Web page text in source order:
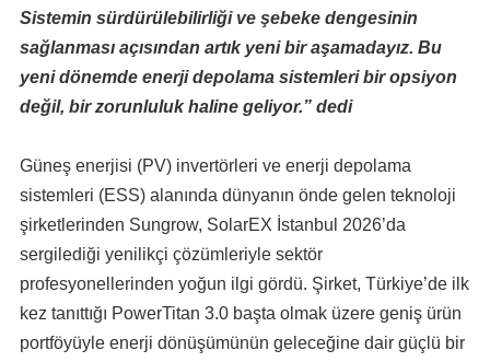
Sistemin sürdürülebilirliği ve şebeke dengesinin
sağlanması açısından artık yeni bir aşamadayız. Bu
yeni dönemde enerji depolama sistemleri bir opsiyon
değil, bir zorunluluk haline geliyor.” dedi
Güneş enerjisi (PV) invertörleri ve enerji depolama
sistemleri (ESS) alanında dünyanın önde gelen teknoloji
şirketlerinden Sungrow, SolarEX İstanbul 2026’da
sergilediği yenilikçi çözümleriyle sektör
profesyonellerinden yoğun ilgi gördü. Şirket, Türkiye’de ilk
kez tanıttığı PowerTitan 3.0 başta olmak üzere geniş ürün
portföyüyle enerji dönüşümünün geleceğine dair güçlü bir